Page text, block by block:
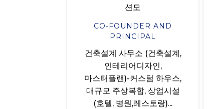
션모
CO-FOUNDER AND
PRINCIPAL
건축설계 사무소 (건축설계,
인테리어디자인,
마스터플랜)-커스텀 하우스,
대규모 주상복합, 상업시설
(호텔, 병원,레스토랑)...